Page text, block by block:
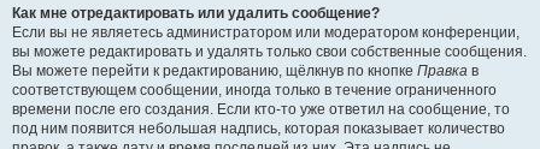
Как мне отредактировать или удалить сообщение?
Если вы не являетесь администратором или модератором конференции,
вы можете редактировать и удалять только свои собственные сообщения.
Вы можете перейти к редактированию, щёлкнув по кнопке Правка в
соответствующем сообщении, иногда только в течение ограниченного
времени после его создания. Если кто-то уже ответил на сообщение, то
под ним появится небольшая надпись, которая показывает количество